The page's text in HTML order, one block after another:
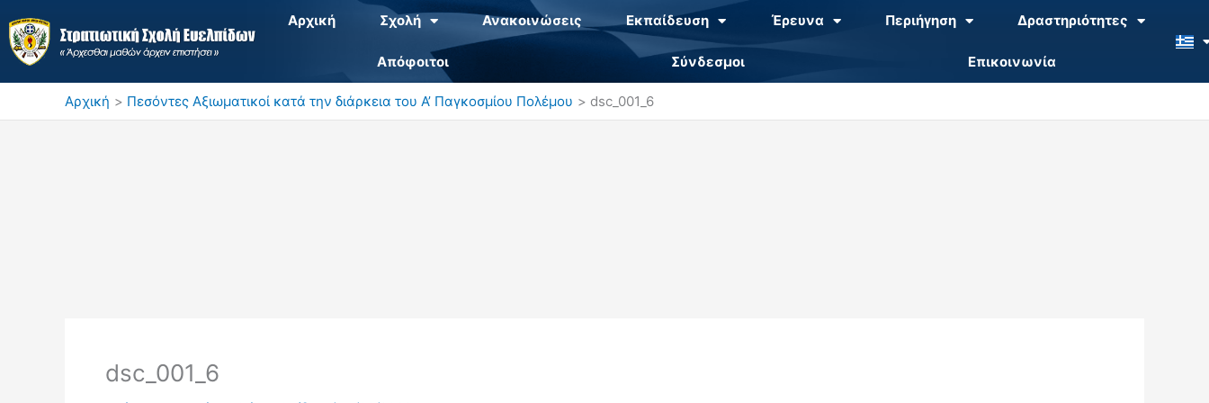
στο
περιεχόμενο
Αρχική Σχολή Ανακοινώσεις Εκπαίδευση Έρευνα Περιήγηση Δραστηριότητες
Απόφοιτοι Σύνδεσμοι Επικοινωνία
Αρχική Πεσόντες Αξιωματικοί κατά την διάρκεια του Α’ Παγκοσμίου Πολέμου dsc_001_6
dsc_001_6